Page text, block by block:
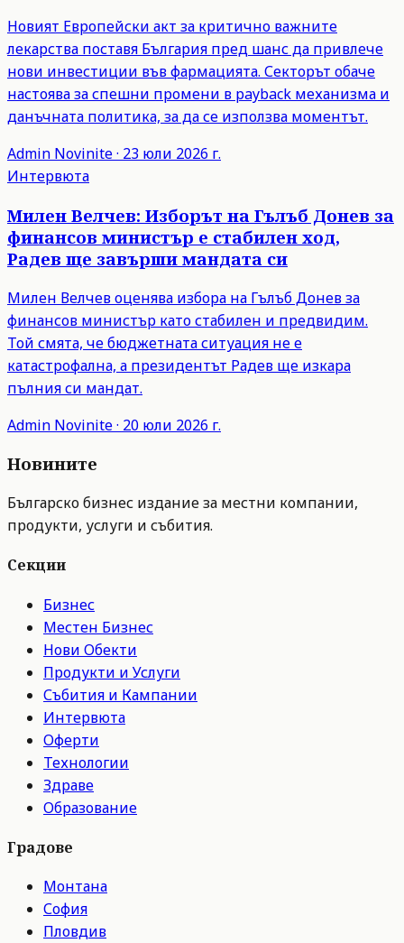
Новият Европейски акт за критично важните
лекарства поставя България пред шанс да привлече
нови инвестиции във фармацията. Секторът обаче
настоява за спешни промени в payback механизма и
данъчната политика, за да се използва моментът.
Admin Novinite· 23 юли 2026 г.
Интервюта
Милен Велчев: Изборът на Гълъб Донев за
финансов министър е стабилен ход,
Радев ще завърши мандата си
Милен Велчев оценява избора на Гълъб Донев за
финансов министър като стабилен и предвидим.
Той смята, че бюджетната ситуация не е
катастрофална, а президентът Радев ще изкара
пълния си мандат.
Admin Novinite· 20 юли 2026 г.
Новините
Българско бизнес издание за местни компании,
продукти, услуги и събития.
Секции
Бизнес
Местен Бизнес
Нови Обекти
Продукти и Услуги
Събития и Кампании
Интервюта
Оферти
Технологии
Здраве
Образование
Градове
Монтана
София
Пловдив